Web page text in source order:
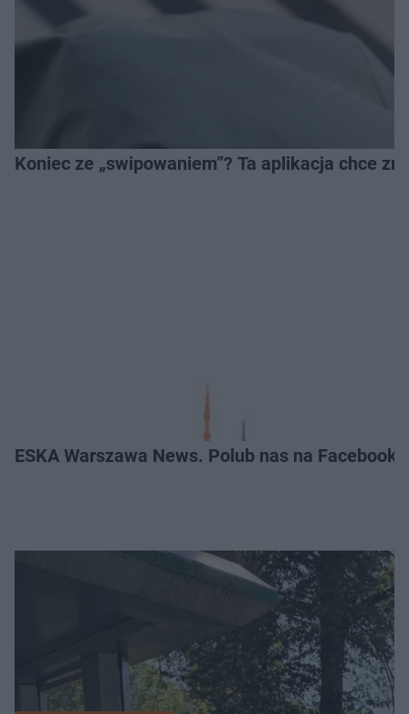
Koniec ze „swipowaniem”? Ta aplikacja chce
ESKA Warszawa News. Polub nas na